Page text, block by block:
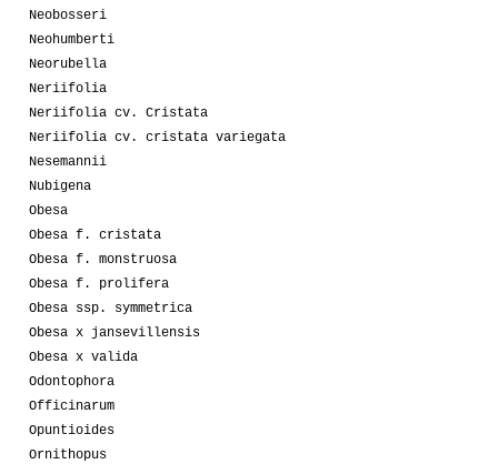
Neobosseri
Neohumberti
Neorubella
Neriifolia
Neriifolia cv. Cristata
Neriifolia cv. cristata variegata
Nesemannii
Nubigena
Obesa
Obesa f. cristata
Obesa f. monstruosa
Obesa f. prolifera
Obesa ssp. symmetrica
Obesa x jansevillensis
Obesa x valida
Odontophora
Officinarum
Opuntioides
Ornithopus